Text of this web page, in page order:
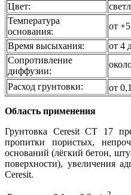
Цвет:
Температура
основания:
от
Время высыхания:
от 4
Сопротивление
диффузии:
Расход грунтовки: от
Область применения
Грунтовка Ceresit CT 17
пропитки пористых,
оснований (лёгкий бетон,
поверхности), увеличения
Ceresit.